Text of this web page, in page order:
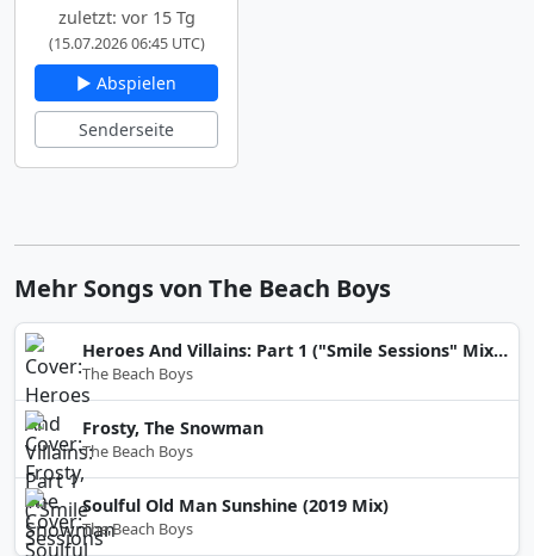
zuletzt: vor 15 Tg
(15.07.2026 06:45 UTC)
▶ Abspielen
Senderseite
Mehr Songs von The Beach Boys
Heroes And Villains: Part 1 ("Smile Sessions" Mix/Mono)
The Beach Boys
Frosty, The Snowman
The Beach Boys
Soulful Old Man Sunshine (2019 Mix)
The Beach Boys